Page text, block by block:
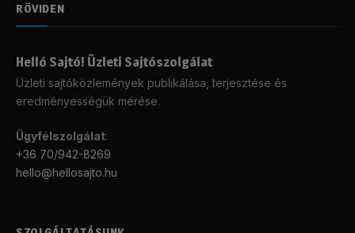
RÖVIDEN
Helló Sajtó! Üzleti Sajtószolgálat
Üzleti sajtóközlemények publikálása, terjesztése és
eredményességük mérése.
Ügyfélszolgálat:
+36 70/942-8269
hello@hellosajto.hu